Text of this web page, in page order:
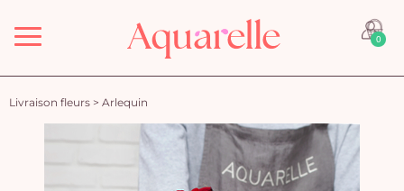
Menu 0
Livraison fleurs > Arlequin